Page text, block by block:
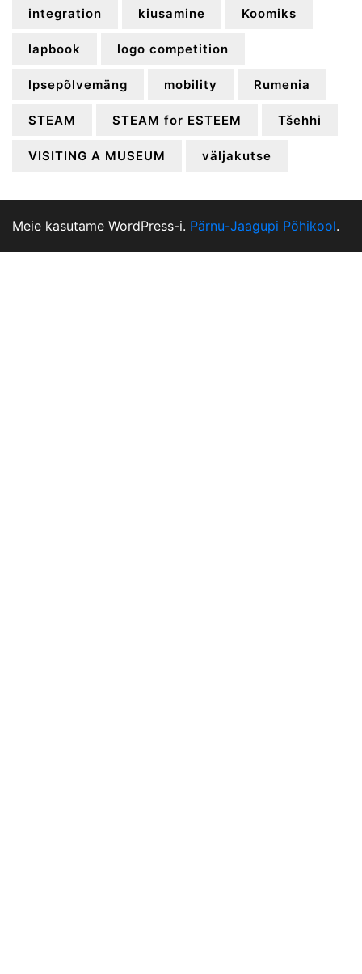
integration kiusamine Koomiks
lapbook logo competition
lpsepõlvemäng mobility Rumenia
STEAM STEAM for ESTEEM Tšehhi
VISITING A MUSEUM väljakutse
Meie kasutame WordPress-i. Pärnu-Jaagupi Põhikool.